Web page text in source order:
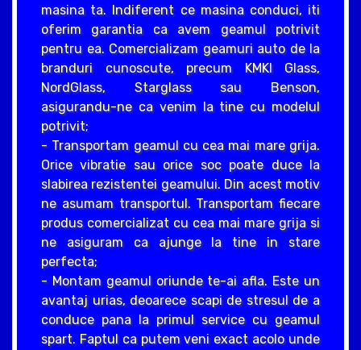
masina ta. Indiferent ce masina conduci, iti
oferim garantia ca avem geamul potrivit
pentru ea. Comercializam geamuri auto de la
branduri cunoscute, precum KMKI Glass,
NordGlass, Starglass sau Benson,
asigurandu-ne ca venim la tine cu modelul
potrivit;
- Transportam geamul cu cea mai mare grija.
Orice vibratie sau orice soc poate duce la
slabirea rezistentei geamului. Din acest motiv
ne asumam transportul. Transportam fiecare
produs comercializat cu cea mai mare grija si
ne asiguram ca ajunge la tine in stare
perfecta;
- Montam geamul oriunde te-ai afla. Este un
avantaj urias, deoarece scapi de stresul de a
conduce pana la primul service cu geamul
spart. Faptul ca putem veni exact acolo unde